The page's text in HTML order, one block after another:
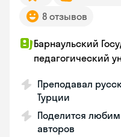
8 отзывов
Барнаульский
педагогический
Преподавал
Турции
Поделится
авторов